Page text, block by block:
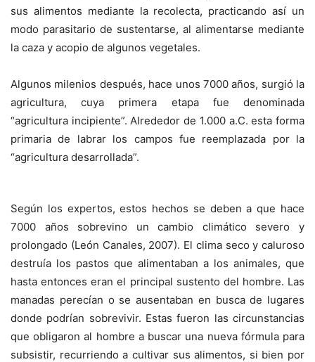
sus alimentos mediante la recolecta, practicando así un
modo parasitario de sustentarse, al alimentarse mediante
la caza y acopio de algunos vegetales.
Algunos milenios después, hace unos 7000 años, surgió la
agricultura, cuya primera etapa fue denominada
“agricultura incipiente”. Alrededor de 1.000 a.C. esta forma
primaria de labrar los campos fue reemplazada por la
“agricultura desarrollada”.
Según los expertos, estos hechos se deben a que hace
7000 años sobrevino un cambio climático severo y
prolongado (León Canales, 2007). El clima seco y caluroso
destruía los pastos que alimentaban a los animales, que
hasta entonces eran el principal sustento del hombre. Las
manadas perecían o se ausentaban en busca de lugares
donde podrían sobrevivir. Estas fueron las circunstancias
que obligaron al hombre a buscar una nueva fórmula para
subsistir, recurriendo a cultivar sus alimentos, si bien por